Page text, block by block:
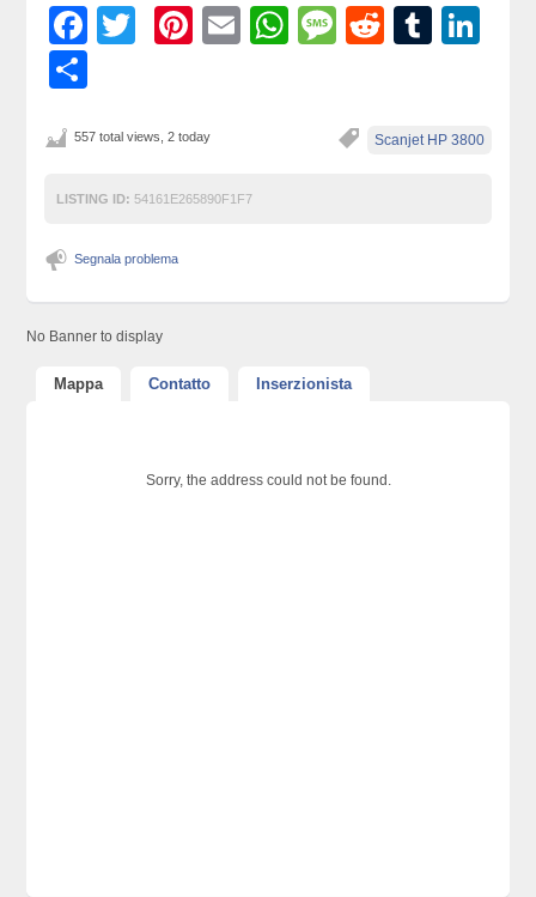
Facebook
TwitterPinterest
EmailWhatsApp
Message
Reddit
Scanjet HP 3800
557 total views, 2 today
LISTING ID: 54161E265890F1F7
Segnala problema
No Banner to display
Mappa Contatto Inserzionista
Sorry, the address could not be found.